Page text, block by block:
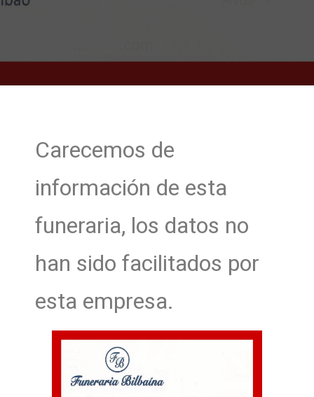
Carecemos de
información de esta
funeraria, los datos no
han sido facilitados por
esta empresa.